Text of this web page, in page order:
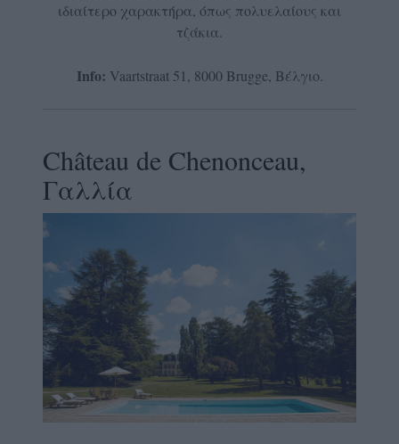
ιδιαίτερο χαρακτήρα, όπως πολυελαίους και
τζάκια.
Info: Vaartstraat 51, 8000 Brugge, Βέλγιο.
Château de Chenonceau,
Γαλλία